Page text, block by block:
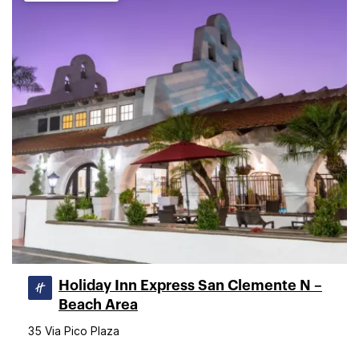
Holiday Inn Express San Clemente N –
Beach Area
35 Via Pico Plaza